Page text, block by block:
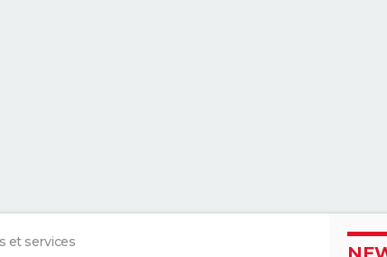
et services